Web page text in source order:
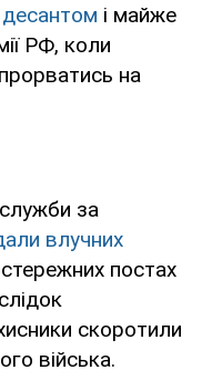
і майже
РФ, коли
на
за
влучних
постах
скоротили
війська.